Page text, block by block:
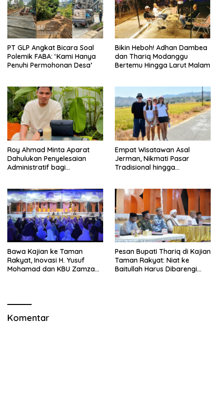
PT GLP Angkat Bicara Soal
Polemik FABA: ‘Kami Hanya
Penuhi Permohonan Desa’
Bikin Heboh! Adhan Dambea
dan Thariq Modanggu
Bertemu Hingga Larut Malam
Roy Ahmad Minta Aparat
Dahulukan Penyelesaian
Administratif bagi
Empat Wisatawan Asal
Jerman, Nikmati Pasar
Tradisional hingga
Bawa Kajian ke Taman
Rakyat, Inovasi H. Yusuf
Mohamad dan KBU Zamzam
Pesan Bupati Thariq di Kajian
Taman Rakyat: Niat ke
Baitullah Harus Dibarengi
Komentar